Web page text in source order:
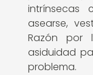
intrínsecas
asearse,
Razón por
asiduidad
problema.